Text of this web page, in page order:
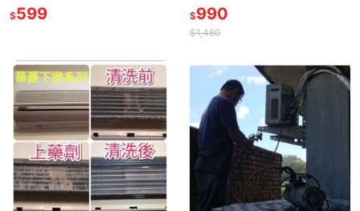
$599
首選
$990
$1,480